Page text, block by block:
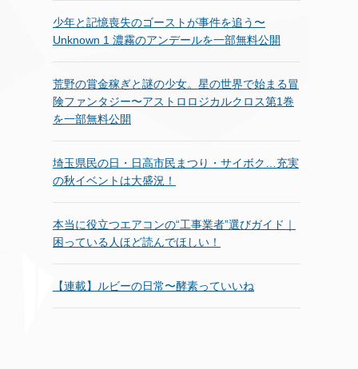
少年と記憶喪失のゴーストが事件を追う〜
Unknown 1 濃霧のアンデールを一部無料公開
荒野の賞金稼ぎと謎の少女。星の世界で始まる冒
険ファンタジー〜アストロロジカルクロス第1巻
を一部無料公開
埼玉県民の日・日高市民まつり・サイボク…充実
の秋イベントは大盛況！
本当に役立つエアコンの“工事業者”選びガイド｜
困っている人ほど読んでほしい！
【連載】ルビーの日常〜酵素っていいね